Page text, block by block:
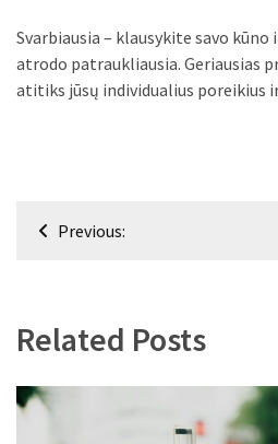
Svarbiausia – klausykite savo
atrodo patraukliausia. Geriausias
atitiks jūsų individualius poreikius
Navigacija
Previous:
Related Posts